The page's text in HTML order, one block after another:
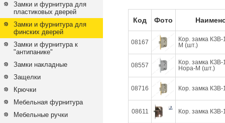
Замки и фурнитура для
пластиковых дверей
Замки и фурнитура для
финских дверей
Замки и фурнитура к
"антипанике"
Замки накладные
Защелки
Крючки
Мебельная фурнитура
Мебельные ручки
Код Фото
08167
Кор. замка
М (шт.)
08557
Кор. замка
Нора-М (шт.)
08716 Кор. замка
08611 Кор. замка